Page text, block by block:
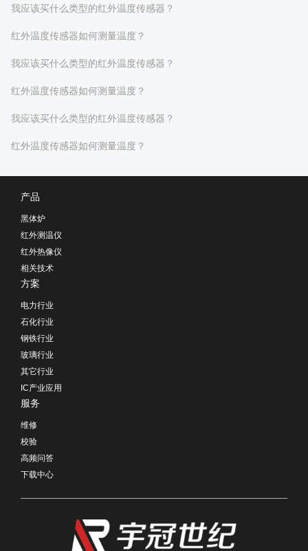
我应该买什么类型的红外温度传感器？
红外温度传感器如何测量温度？
我应该买什么类型的红外温度传感器？
红外温度传感器如何测量温度？
我应该买什么类型的红外温度传感器？
红外温度传感器如何测量温度？
产品
黑体炉
红外测温仪
红外热像仪
相关技术
方案
电力行业
石化行业
钢铁行业
玻璃行业
其它行业
IC产业应用
服务
维修
校验
高频问答
下载中心